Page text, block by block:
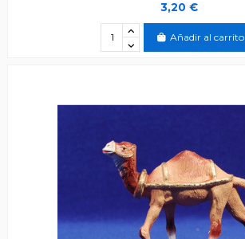
3,20 €
Añadir al carrito